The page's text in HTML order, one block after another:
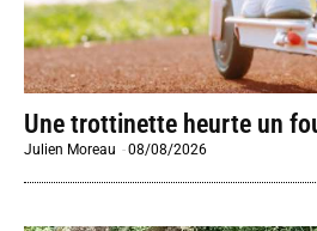
Une trottinette heurte un
Julien Moreau -08/08/2026